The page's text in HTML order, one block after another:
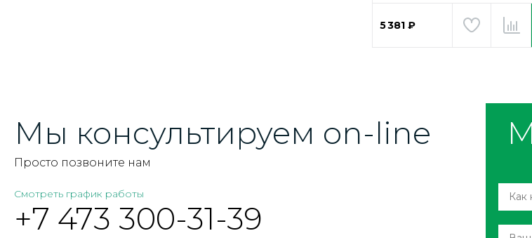
5 381 ₽
Мы консультируем on-line
Просто позвоните нам
Смотреть график работы
+7 473 300-31-39